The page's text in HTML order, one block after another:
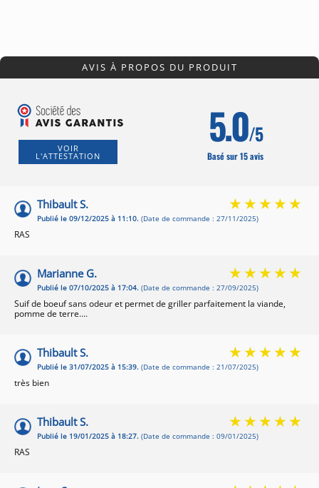
AVIS À PROPOS DU PRODUIT
VOIR
L'ATTESTATION
5.0/5
Basé sur 15 avis
Thibault S.
Publié le 09/12/2025 à 11:10. (Date de commande : 27/11/2025)
RAS
Marianne G.
Publié le 07/10/2025 à 17:04. (Date de commande : 27/09/2025)
Suif de boeuf sans odeur et permet de griller parfaitement la viande,
pomme de terre....
Thibault S.
Publié le 31/07/2025 à 15:39. (Date de commande : 21/07/2025)
très bien
Thibault S.
Publié le 19/01/2025 à 18:27. (Date de commande : 09/01/2025)
RAS